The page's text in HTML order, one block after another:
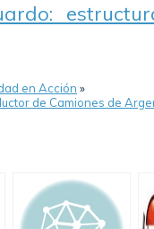
en Acción »
de Camiones de